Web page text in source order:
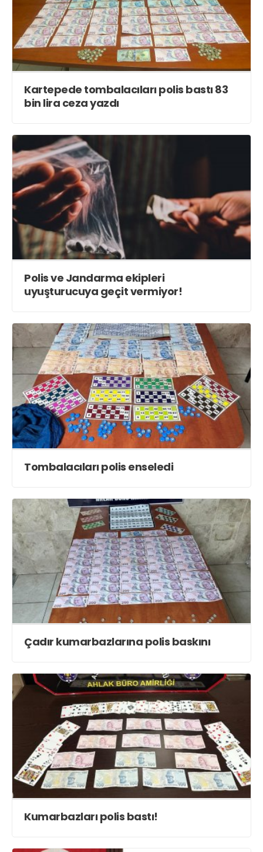
Kartepede tombalacıları polis bastı 83
bin lira ceza yazdı
Polis ve Jandarma ekipleri
uyuşturucuya geçit vermiyor!
Tombalacıları polis enseledi
Çadır kumarbazlarına polis baskını
Kumarbazları polis bastı!